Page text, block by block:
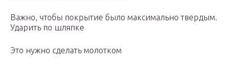
Важно, чтобы покрытие было максимально твердым.
Ударить по шляпке
Это нужно сделать молотком